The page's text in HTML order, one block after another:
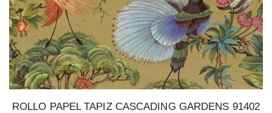
ROLLO PAPEL TAPIZ CASCADING GARDENS 91402